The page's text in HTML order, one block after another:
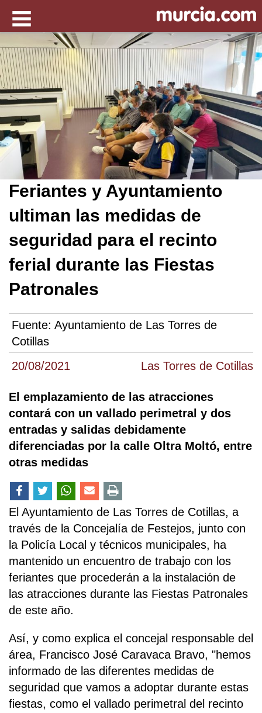
20/08/2021 Las Torres de Cotillas
Feriantes y Ayuntamiento
ultiman las medidas de
seguridad para el recinto
ferial durante las Fiestas
Patronales
Fuente: Ayuntamiento de Las Torres de
Cotillas
El emplazamiento de las atracciones
contará con un vallado perimetral y dos
entradas y salidas debidamente
diferenciadas por la calle Oltra Moltó, entre
otras medidas
El Ayuntamiento de Las Torres de Cotillas, a
través de la Concejalía de Festejos, junto con
la Policía Local y técnicos municipales, ha
mantenido un encuentro de trabajo con los
feriantes que procederán a la instalación de
las atracciones durante las Fiestas Patronales
de este año.
Así, y como explica el concejal responsable del
área, Francisco José Caravaca Bravo, "hemos
informado de las diferentes medidas de
seguridad que vamos a adoptar durante estas
fiestas, como el vallado perimetral del recinto